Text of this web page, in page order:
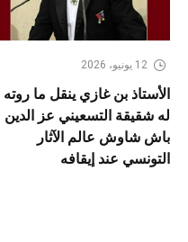
12 يونيو، 2026
الأستاذ بن غازي ينقل ما روته
له شقيقة التسعيني عز الدين
باش شاوش عالم الآثار
التونسي عند إيقافه